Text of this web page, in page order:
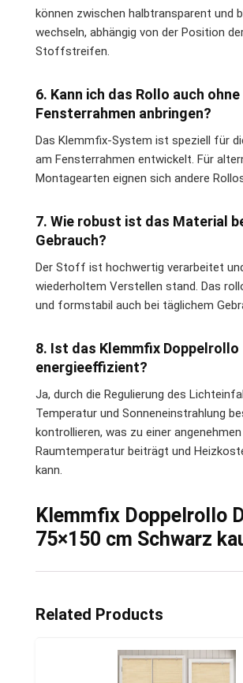
können zwischen halbtransparent und
wechseln, abhängig von der Position
Stoffstreifen.
6. Kann ich das Rollo auch ohne
Fensterrahmen anbringen?
Das Klemmfix-System ist speziell für
am Fensterrahmen entwickelt. Für
Montagearten eignen sich andere
7. Wie robust ist das Material
Gebrauch?
Der Stoff ist hochwertig verarbeitet
wiederholtem Verstellen stand. Das
und formstabil auch bei täglichem
8. Ist das Klemmfix Doppelrollo
energieeffizient?
Ja, durch die Regulierung des
Temperatur und Sonneneinstrahlung
kontrollieren, was zu einer angenehmen
Raumtemperatur beiträgt und
kann.
Klemmfix Doppelrollo
75×150 cm Schwarz
Related Products